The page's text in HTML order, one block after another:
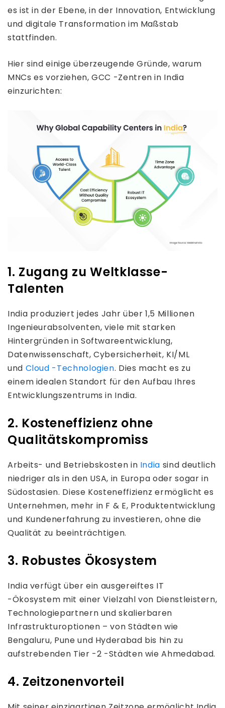
es ist in der Ebene, in der Innovation, Entwicklung
und digitale Transformation im Maßstab
stattfinden.
Hier sind einige überzeugende Gründe, warum
MNCs es vorziehen, GCC -Zentren in India
einzurichten:
1. Zugang zu Weltklasse-
Talenten
India produziert jedes Jahr über 1,5 Millionen
Ingenieurabsolventen, viele mit starken
Hintergründen in Softwareentwicklung,
Datenwissenschaft, Cybersicherheit, KI/ML
und Cloud -Technologien. Dies macht es zu
einem idealen Standort für den Aufbau Ihres
Entwicklungszentrums in India.
2. Kosteneffizienz ohne
Qualitätskompromiss
Arbeits- und Betriebskosten in India sind deutlich
niedriger als in den USA, in Europa oder sogar in
Südostasien. Diese Kosteneffizienz ermöglicht es
Unternehmen, mehr in F & E, Produktentwicklung
und Kundenerfahrung zu investieren, ohne die
Qualität zu beeinträchtigen.
3. Robustes Ökosystem
India verfügt über ein ausgereiftes IT
-Ökosystem mit einer Vielzahl von Dienstleistern,
Technologiepartnern und skalierbaren
Infrastrukturoptionen – von Städten wie
Bengaluru, Pune und Hyderabad bis hin zu
aufstrebenden Tier -2 -Städten wie Ahmedabad.
4. Zeitzonenvorteil